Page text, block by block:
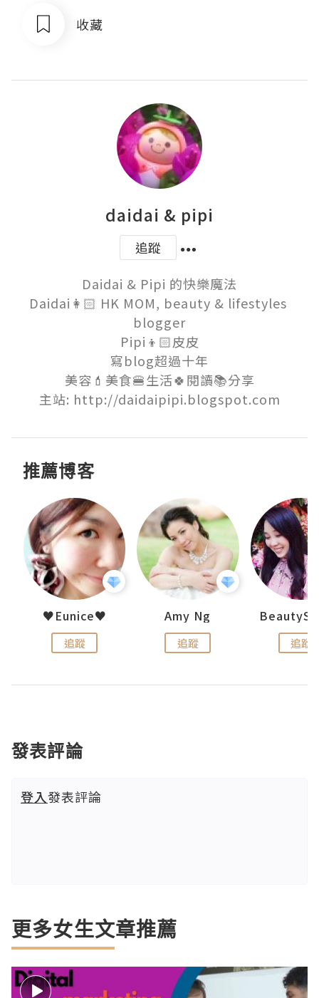
收藏
daidai & pipi
追蹤
Daidai & Pipi 的快樂魔法
Daidai👩🏻 HK MOM, beauty & lifestyles
blogger
Pipi👦🏻皮皮
寫blog超過十年
美容💄美食🍔生活🍀閱讀📚分享
主站: http://daidaipipi.blogspot.com
推薦博客
♥Eunice♥
追蹤
Amy Ng
追蹤 追蹤
發表評論
登入發表評論
更多女生文章推薦